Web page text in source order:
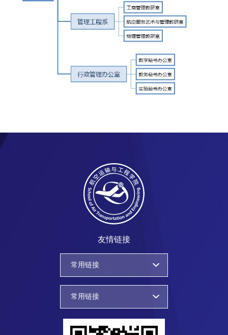
友情链接
常用链接
常用链接